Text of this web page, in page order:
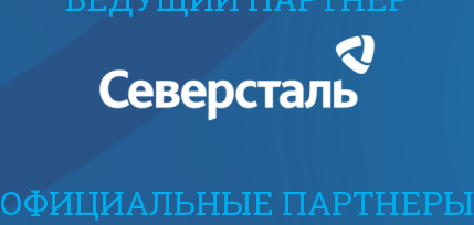
ОФИЦИАЛЬНЫЕ ПАРТНЕРЫ